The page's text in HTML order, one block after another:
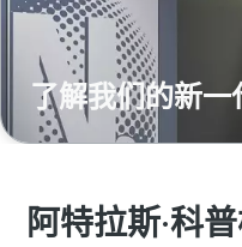
了解我们的新一
阿特拉斯·科